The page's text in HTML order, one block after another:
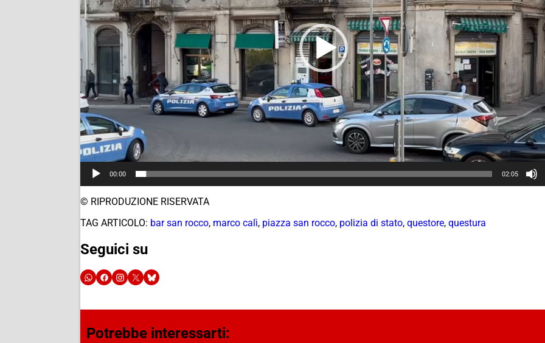
00:00 02:05
© RIPRODUZIONE RISERVATA
TAG ARTICOLO: bar san rocco, marco calì, piazza san rocco, polizia di stato, questore, questura
Seguici su
Potrebbe interessarti: